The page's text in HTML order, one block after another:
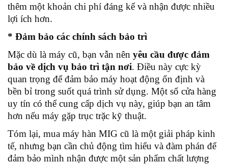
thêm một khoản chi phí đáng kể và nhận được nhiều
lợi ích hơn.
* Đảm bảo các chính sách bảo trì
Mặc dù là máy cũ, bạn vẫn nên yêu cầu được đảm
bảo về dịch vụ bảo trì tận nơi. Điều này cực kỳ
quan trọng để đảm bảo máy hoạt động ổn định và
bền bỉ trong suốt quá trình sử dụng. Một số cửa hàng
uy tín có thể cung cấp dịch vụ này, giúp bạn an tâm
hơn nếu máy gặp trục trặc kỹ thuật.
Tóm lại, mua máy hàn MIG cũ là một giải pháp kinh
tế, nhưng bạn cần chủ động tìm hiểu và đàm phán để
đảm bảo mình nhận được một sản phẩm chất lượng